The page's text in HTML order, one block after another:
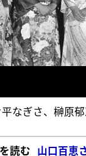
なぎさ、榊原
読む 山口百恵